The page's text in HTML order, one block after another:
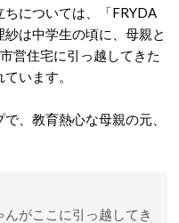
については、「FRYDA
は中学生の頃に、母親と
営住宅に引っ越してきた
います。
、教育熱心な母親の元、
んがここに引っ越してき